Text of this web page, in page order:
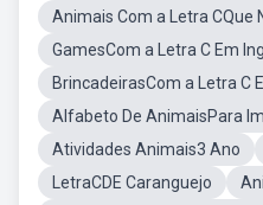
Animais Com a Letra CQue
GamesCom a Letra C Em
BrincadeirasCom a Letra C
Alfabeto De AnimaisPara
Atividades Animais3 Ano
LetraCDE Caranguejo